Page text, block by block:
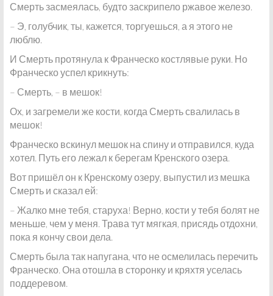
Смерть засмеялась, будто заскрипело ржавое железо.
– Э, голубчик, ты, кажется, торгуешься, а я этого не
люблю.
И Смерть протянула к Франческо костлявые руки. Но
Франческо успел крикнуть:
– Смерть, – в мешок!
Ох, и загремели же кости, когда Смерть свалилась в
мешок!
Франческо вскинул мешок на спину и отправился, куда
хотел. Путь его лежал к берегам Кренского озера.
Вот пришёл он к Кренскому озеру, выпустил из мешка
Смерть и сказал ей:
– Жалко мне тебя, старуха! Верно, кости у тебя болят не
меньше, чем у меня. Трава тут мягкая, присядь отдохни,
пока я кончу свои дела.
Смерть была так напугана, что не осмелилась перечить
Франческо. Она отошла в сторонку и кряхтя уселась
поддеревом.